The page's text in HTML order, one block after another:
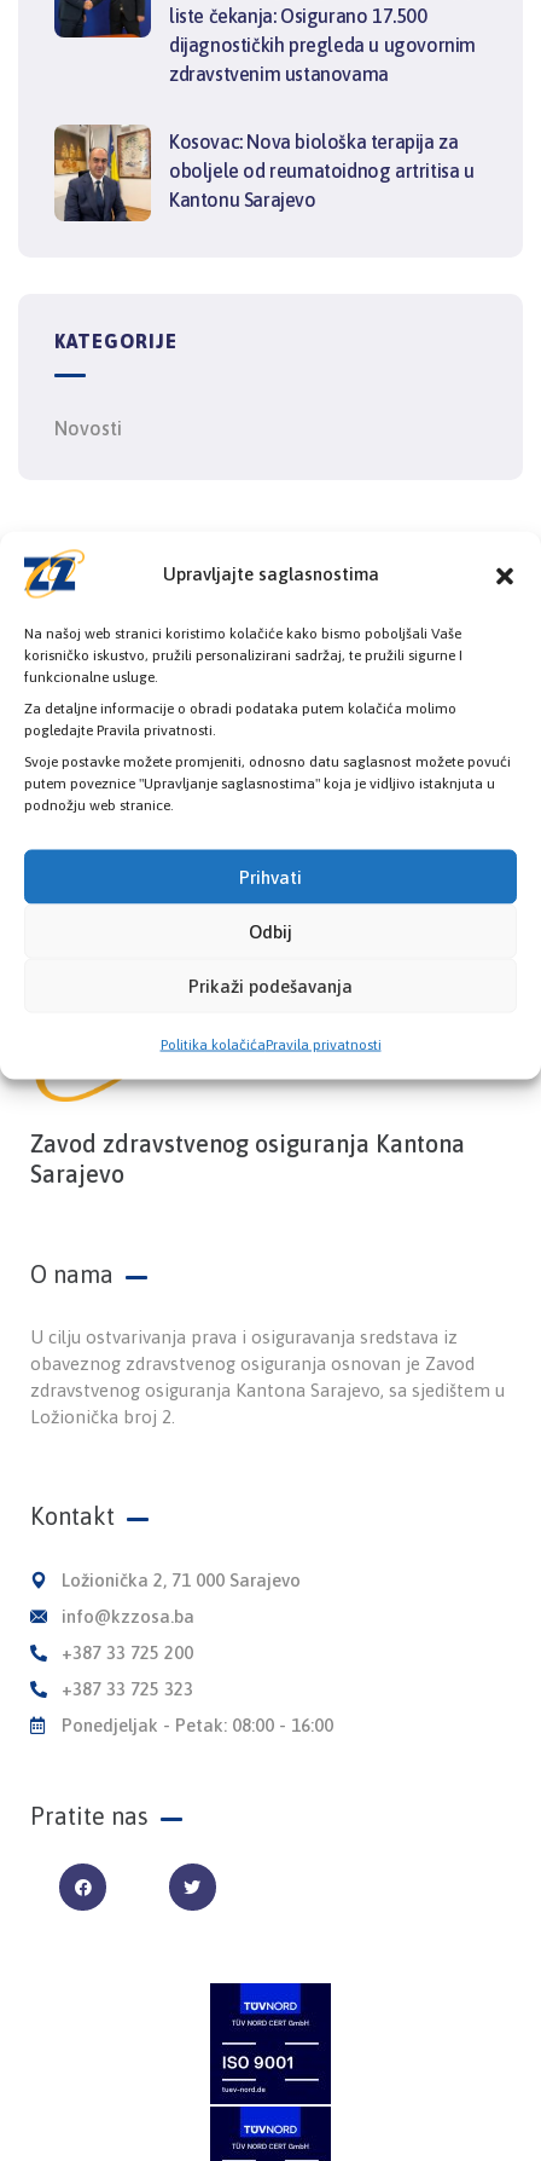
Upravljajte saglasnostima
Na našoj web stranici koristimo kolačiće kako bismo poboljšali Vaše
korisničko iskustvo, pružili personalizirani sadržaj, te pružili sigurne I
funkcionalne usluge.
Za detaljne informacije o obradi podataka putem kolačića molimo
pogledajte Pravila privatnosti.
Svoje postavke možete promjeniti, odnosno datu saglasnost možete povući
putem poveznice "Upravljanje saglasnostima" koja je vidljivo istaknjuta u
podnožju web stranice.
Prihvati
Odbij
Prikaži podešavanja
Politika kolačićaPravila privatnosti
liste čekanja: Osigurano 17.500
dijagnostičkih pregleda u ugovornim
zdravstvenim ustanovama
Kosovac: Nova biološka terapija za
oboljele od reumatoidnog artritisa u
Kantonu Sarajevo
KATEGORIJE
Novosti
Provjerite status vaše elektronske
zdravstvene kartice
Zavod zdravstvenog osiguranja Kantona
Sarajevo
O nama
U cilju ostvarivanja prava i osiguravanja sredstava iz
obaveznog zdravstvenog osiguranja osnovan je Zavod
zdravstvenog osiguranja Kantona Sarajevo, sa sjedištem u
Ložionička broj 2.
Kontakt
Ložionička 2, 71 000 Sarajevo
info@kzzosa.ba
+387 33 725 200
+387 33 725 323
Ponedjeljak - Petak: 08:00 - 16:00
Pratite nas